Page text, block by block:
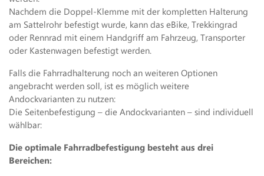
Nachdem die Doppel-Klemme mit der kompletten Halterung
am Sattelrohr befestigt wurde, kann das eBike, Trekkingrad
oder Rennrad mit einem Handgriff am Fahrzeug, Transporter
oder Kastenwagen befestigt werden.
Falls die Fahrradhalterung noch an weiteren Optionen
angebracht werden soll, ist es möglich weitere
Andockvarianten zu nutzen:
Die Seitenbefestigung – die Andockvarianten – sind individuell
wählbar:
Die optimale Fahrradbefestigung besteht aus drei
Bereichen: